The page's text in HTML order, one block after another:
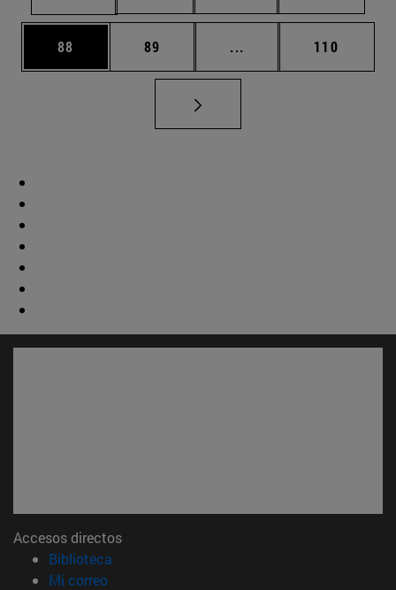
Página
88 Página
89 ... Páginas intermedias
Página
110
Accesos directos
Biblioteca
Mi correo(abre en nueva ventana)